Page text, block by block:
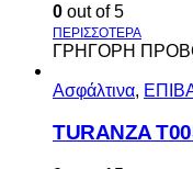
0 out of 5
ΓΡΗΓΟΡΗ
Ασφάλτινα,
TURANZA